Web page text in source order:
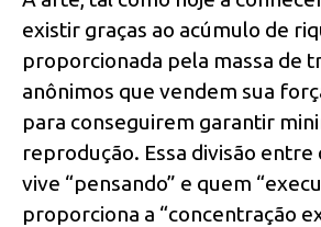
existir graças ao acúmulo de
proporcionada pela massa de
anônimos que vendem sua
para conseguirem garantir
reprodução. Essa divisão
vive “pensando” e quem
proporciona a “concentração